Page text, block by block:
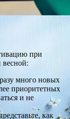
при
много новых
приоритетных
и не
как